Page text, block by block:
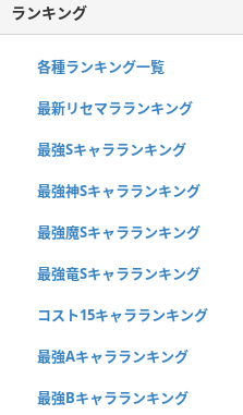
ランキング
各種ランキング一覧
最新リセマラランキング
最強Sキャラランキング
最強神Sキャラランキング
最強魔Sキャラランキング
最強竜Sキャラランキング
コスト15キャラランキング
最強Aキャラランキング
最強Bキャラランキング